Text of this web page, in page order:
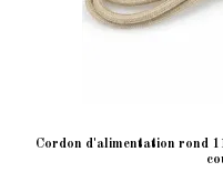
Cordon d'alimentation rond